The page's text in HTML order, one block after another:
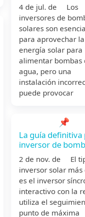
4 de jul. de Los
inversores de
solares son
para aprovechar la
energía solar para
alimentar bombas
agua, pero una
instalación
puede provocar
📌
La guía definitiva
inversor de
2 de nov. de El
inversor solar más
es el inversor
interactivo con la
utiliza el
punto de máxima